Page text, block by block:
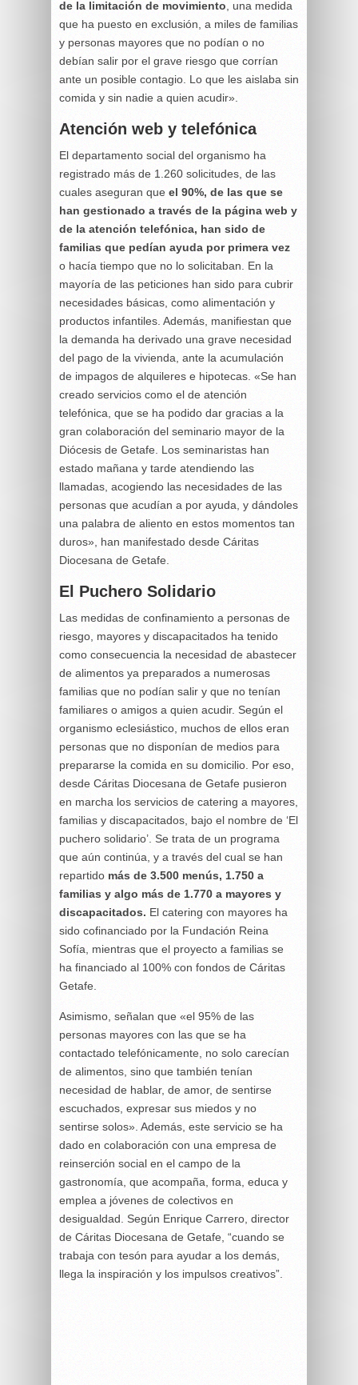
de la limitación de movimiento , una medida
que ha puesto en exclusión, a miles de familias
y personas mayores que no podían o no
debían salir por el grave riesgo que corrían
ante un posible contagio. Lo que les aislaba sin
comida y sin nadie a quien acudir».
Atención web y telefónica
El departamento social del organismo ha
registrado más de 1.260 solicitudes, de las
cuales aseguran que el 90%, de las que se
han gestionado a través de la página web y
de la atención telefónica, han sido de
familias que pedían ayuda por primera vez
o hacía tiempo que no lo solicitaban. En la
mayoría de las peticiones han sido para cubrir
necesidades básicas, como alimentación y
productos infantiles. Además, manifiestan que
la demanda ha derivado una grave necesidad
del pago de la vivienda, ante la acumulación
de impagos de alquileres e hipotecas. «Se han
creado servicios como el de atención
telefónica, que se ha podido dar gracias a la
gran colaboración del seminario mayor de la
Diócesis de Getafe. Los seminaristas han
estado mañana y tarde atendiendo las
llamadas, acogiendo las necesidades de las
personas que acudían a por ayuda, y dándoles
una palabra de aliento en estos momentos tan
duros», han manifestado desde Cáritas
Diocesana de Getafe.
El Puchero Solidario
Las medidas de confinamiento a personas de
riesgo, mayores y discapacitados ha tenido
como consecuencia la necesidad de abastecer
de alimentos ya preparados a numerosas
familias que no podían salir y que no tenían
familiares o amigos a quien acudir. Según el
organismo eclesiástico, muchos de ellos eran
personas que no disponían de medios para
prepararse la comida en su domicilio. Por eso,
desde Cáritas Diocesana de Getafe pusieron
en marcha los servicios de catering a mayores,
familias y discapacitados, bajo el nombre de ‘El
puchero solidario’. Se trata de un programa
que aún continúa, y a través del cual se han
repartido más de 3.500 menús, 1.750 a
familias y algo más de 1.770 a mayores y
discapacitados. El catering con mayores ha
sido co­financiado por la Fundación Reina
Sofía, mientras que el proyecto a familias se
ha financiado al 100% con fondos de Cáritas
Getafe.
Asimismo, señalan que «el 95% de las
personas mayores con las que se ha
contactado telefónicamente, no solo carecían
de alimentos, sino que también tenían
necesidad de hablar, de amor, de sentirse
escuchados, expresar sus miedos y no
sentirse solos». Además, este servicio se ha
dado en colaboración con una empresa de
reinserción social en el campo de la
gastronomía, que acompaña, forma, educa y
emplea a jóvenes de colectivos en
desigualdad. Según Enrique Carrero, director
de Cáritas Diocesana de Getafe, “cuando se
trabaja con tesón para ayudar a los demás,
llega la inspiración y los impulsos creativos”.